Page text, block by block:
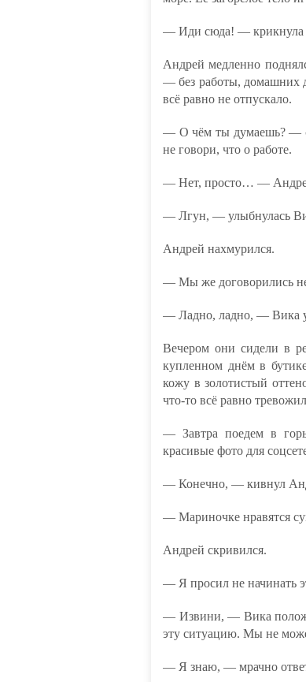
— Иди сюда! — крикнула
Андрей медленно
— без работы, домашних
всё равно не отпускало.
— О чём ты думаешь? —
не говори, что о работе.
— Нет, просто… — Андрей
— Лгун, — улыбнулась
Андрей нахмурился.
— Мы же договорились не
— Ладно, ладно, — Вика
Вечером они сидели в
купленном днём в
кожу в золотистый
что-то всё равно
— Завтра поедем в
красивые фото для
— Конечно, — кивнул
— Мариночке нравятся
Андрей скривился.
— Я просил не начинать
— Извини, — Вика
эту ситуацию. Мы не
— Я знаю, — мрачно